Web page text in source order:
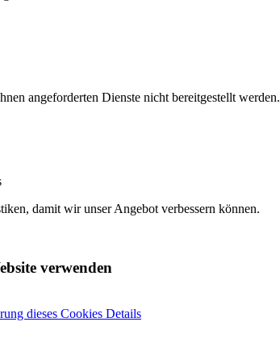
angeforderten Dienste nicht bereitgestellt werden.
damit wir unser Angebot verbessern können.
verwenden
dieses Cookies Details